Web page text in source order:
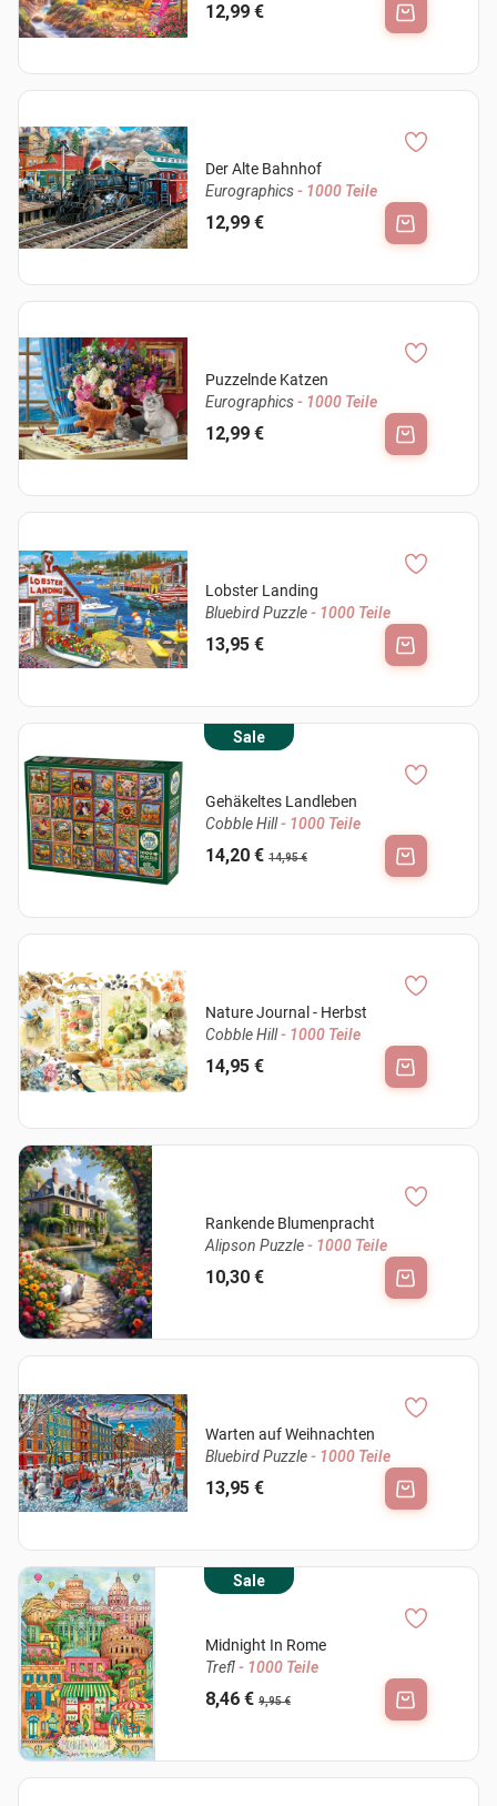
12,99 €
Der Alte Bahnhof
Eurographics- 1000 Teile
12,99 €
Puzzelnde Katzen
Eurographics- 1000 Teile
12,99 €
Lobster Landing
Bluebird Puzzle- 1000 Teile
13,95 €
Sale
Gehäkeltes Landleben
Cobble Hill- 1000 Teile
14,20 € 14,95 €
Nature Journal - Herbst
Cobble Hill- 1000 Teile
14,95 €
Rankende Blumenpracht
Alipson Puzzle- 1000 Teile
10,30 €
Warten auf Weihnachten
Bluebird Puzzle- 1000 Teile
13,95 €
Sale
Midnight In Rome
Trefl- 1000 Teile
8,46 € 9,95 €